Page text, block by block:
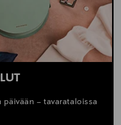
– tavarataloissa